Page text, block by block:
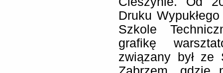
Druku
Szkole
grafikę
związany był ze